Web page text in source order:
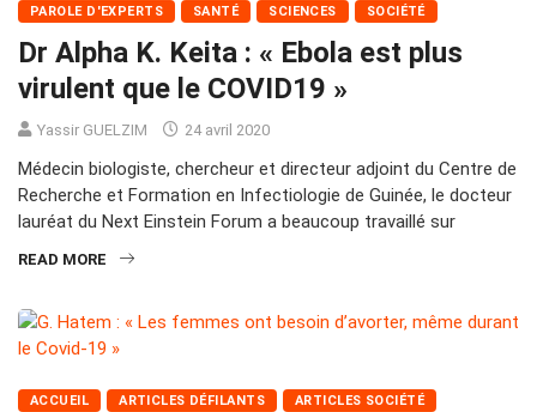
PAROLE D'EXPERTS SANTÉ SCIENCES SOCIÉTÉ
Dr Alpha K. Keita : « Ebola est plus
virulent que le COVID19 »
Yassir GUELZIM 24 avril 2020
Médecin biologiste, chercheur et directeur adjoint du Centre de
Recherche et Formation en Infectiologie de Guinée, le docteur
lauréat du Next Einstein Forum a beaucoup travaillé sur
READ MORE
ACCUEIL ARTICLES DÉFILANTS ARTICLES SOCIÉTÉ